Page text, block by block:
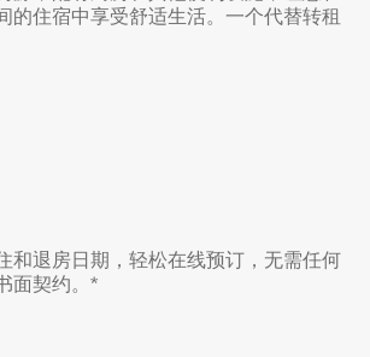
的住宿中享受舒适生活。一个代替转租
和退房日期，轻松在线预订，无需任何
面契约。*